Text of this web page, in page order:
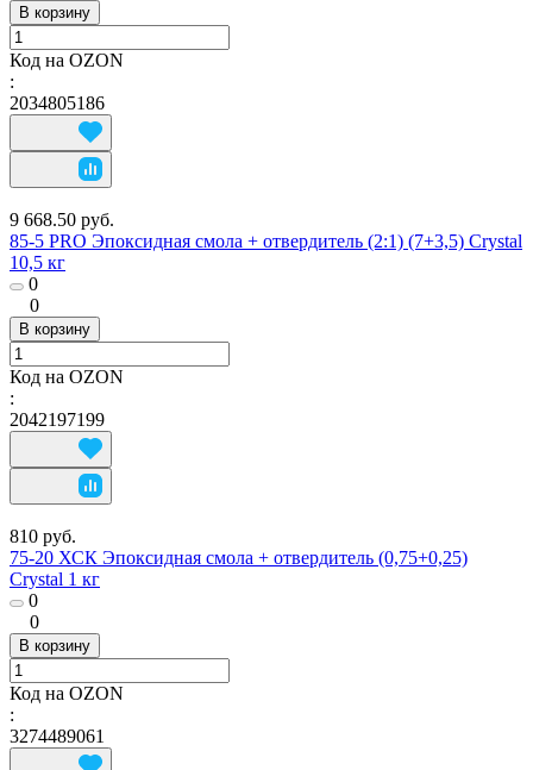
В корзину
Код на OZON
:
2034805186
9 668.50 руб.
85-5 PRO Эпоксидная смола + отвердитель (2:1) (7+3,5) Crystal
10,5 кг
0
0
В корзину
Код на OZON
:
2042197199
810 руб.
75-20 ХСК Эпоксидная смола + отвердитель (0,75+0,25)
Crystal 1 кг
0
0
В корзину
Код на OZON
:
3274489061